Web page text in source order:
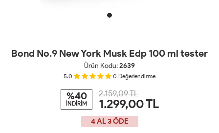
Bond No.9 New York Musk Edp 100 ml tester
Ürün Kodu:2639
5.0 0 Değerlendirme
%40
İNDİRİM
2.159,09 TL
1.299,00TL
4 AL 3 ÖDE